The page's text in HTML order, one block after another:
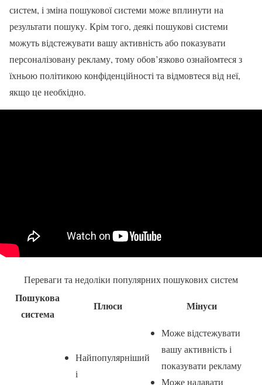
систем, і зміна пошукової системи може вплинути на
результати пошуку. Крім того, деякі пошукові системи
можуть відстежувати вашу активність або показувати
персоналізовану рекламу, тому обов’язково ознайомтеся з
їхньою політикою конфіденційності та відмовтеся від неї,
якщо це необхідно.
Переваги та недоліки популярних пошукових систем
Пошукова
система
Плюси Мінуси
Найпопулярніший
і
Може відстежувати
вашу активність і
показувати рекламу
Може надавати